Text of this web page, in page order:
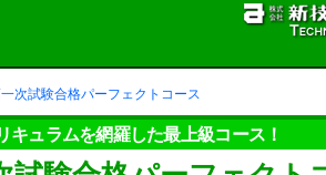
次試験合格パーフェクトコース
ュラムを網羅した最上級コース！